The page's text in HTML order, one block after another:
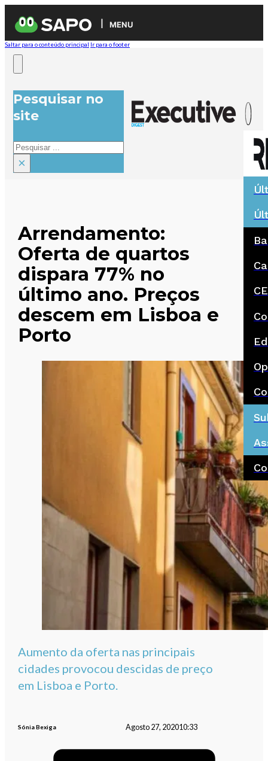
MENU
Saltar para o conteúdo principal Ir para o footer
Pesquisar no
site
Pesquisar
×
Arrendamento:
Oferta de quartos
dispara 77% no
último ano. Preços
descem em Lisboa e
Porto
Aumento da oferta nas principais
cidades provocou descidas de preço
em Lisboa e Porto.
Sónia Bexiga Agosto 27, 202010:33